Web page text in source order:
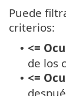
Puede
criterios:
• <=
de los
• <=